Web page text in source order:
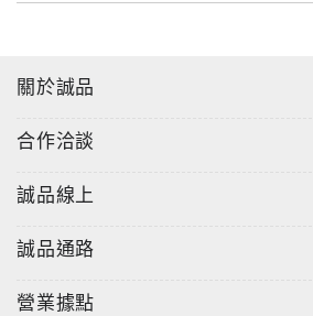
最大，而且短短三天展期，包含合作
成品採購等，就累積促成逾兩億美元
億元）合作商機，也創歷屆新高。
我們實際走進展場內，飛彈、坦克
聽到外國買家用濃厚歐洲腔英文向台
虛席，還要向隔壁業者借桌椅，才能
關於誠品
合作洽談
誠品線上
誠品通路
營業據點